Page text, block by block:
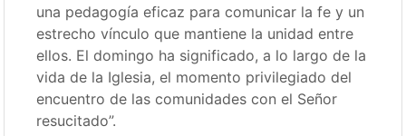
una pedagogía eficaz para comunicar la fe y un
estrecho vínculo que mantiene la unidad entre
ellos. El domingo ha significado, a lo largo de la
vida de la Iglesia, el momento privilegiado del
encuentro de las comunidades con el Señor
resucitado”.